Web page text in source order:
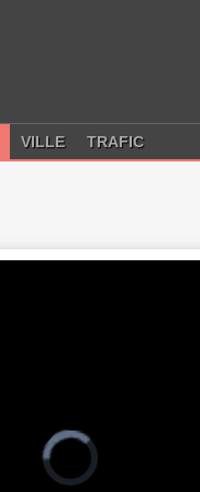
VILLE TRAFIC